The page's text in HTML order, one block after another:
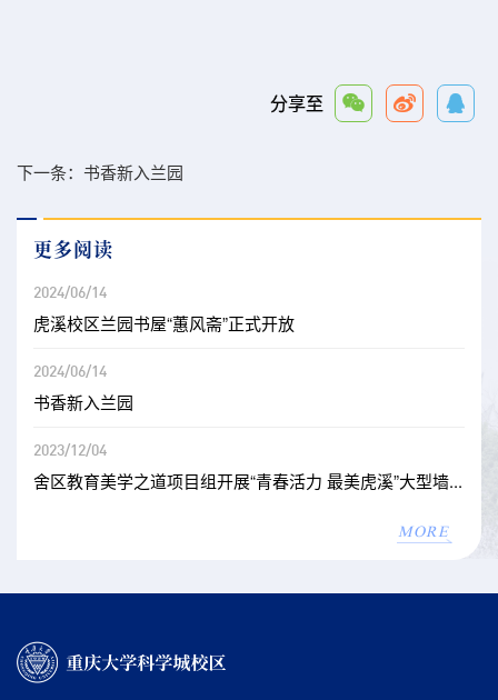
分享至
下一条： 书香新入兰园
更多阅读
2024/06/14
虎溪校区兰园书屋“蕙风斋”正式开放
2024/06/14
书香新入兰园
2023/12/04
舍区教育美学之道项目组开展“青春活力 最美虎溪”大型墙...
MORE